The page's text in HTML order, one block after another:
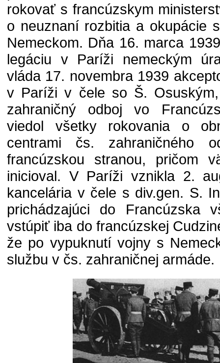
rokovať s francúzskym
o neuznaní rozbitia a okupácie
Nemeckom. Dňa 16. marca
legáciu v Paríži nemeckým
vláda 17. novembra 1939
v Paríži v čele so Š.
zahraničný odboj vo
viedol všetky rokovania o
centrami čs. zahraničného
francúzskou stranou, pričom
inicioval. V Paríži vznikla 2.
kancelária v čele s div.gen. S.
prichádzajúci do Francúzska
vstúpiť iba do francúzskej
že po vypuknutí vojny s
službu v čs. zahraničnej armáde.